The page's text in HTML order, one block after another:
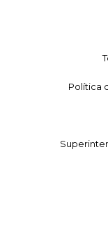
Política